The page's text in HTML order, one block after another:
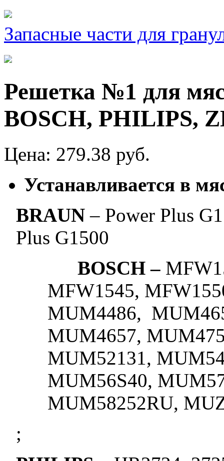
Запасные части для
Решетка №1 для
BOSCH, PHILIPS,
Цена: 279.38 руб.
Устанавливается в
BRAUN – Power Plus
Plus G1500
BOSCH –
MFW1545,
MUM4486,
MUM4657,
MUM52131,
MUM56S40,
MUM58252RU,
;